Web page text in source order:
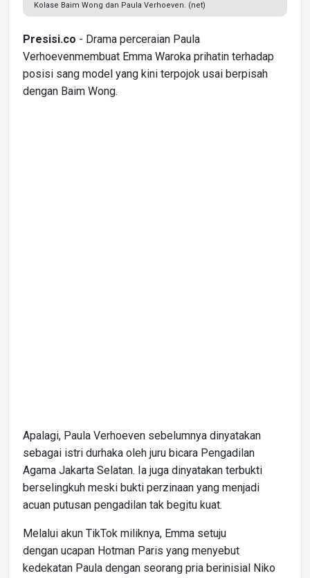
Kolase Baim Wong dan Paula Verhoeven. (net)
Presisi.co - Drama perceraian Paula
Verhoevenmembuat Emma Waroka prihatin terhadap
posisi sang model yang kini terpojok usai berpisah
dengan Baim Wong.
Apalagi, Paula Verhoeven sebelumnya dinyatakan
sebagai istri durhaka oleh juru bicara Pengadilan
Agama Jakarta Selatan. Ia juga dinyatakan terbukti
berselingkuh meski bukti perzinaan yang menjadi
acuan putusan pengadilan tak begitu kuat.
Melalui akun TikTok miliknya, Emma setuju
dengan ucapan Hotman Paris yang menyebut
kedekatan Paula dengan seorang pria berinisial Niko